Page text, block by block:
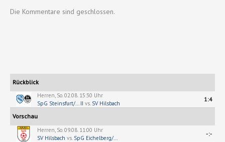
Die Kommentare sind geschlossen.
Rückblick
Herren, So. 02.08. 15:30 Uhr
SpG Steinsfurt/... II vs. SV Hilsbach
1:4
Vorschau
Herren, So. 09.08. 11:00 Uhr
SV Hilsbach vs. SpG Eichelberg/...
-:-